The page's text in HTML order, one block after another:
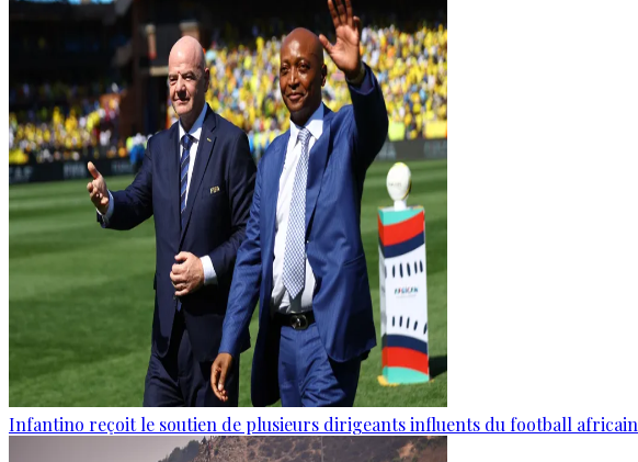
Infantino reçoit le soutien de plusieurs dirigeants influents du football africain